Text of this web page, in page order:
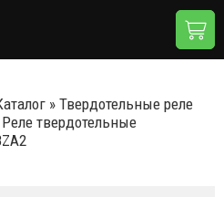
» Твердотельные реле
Реле твердотельные